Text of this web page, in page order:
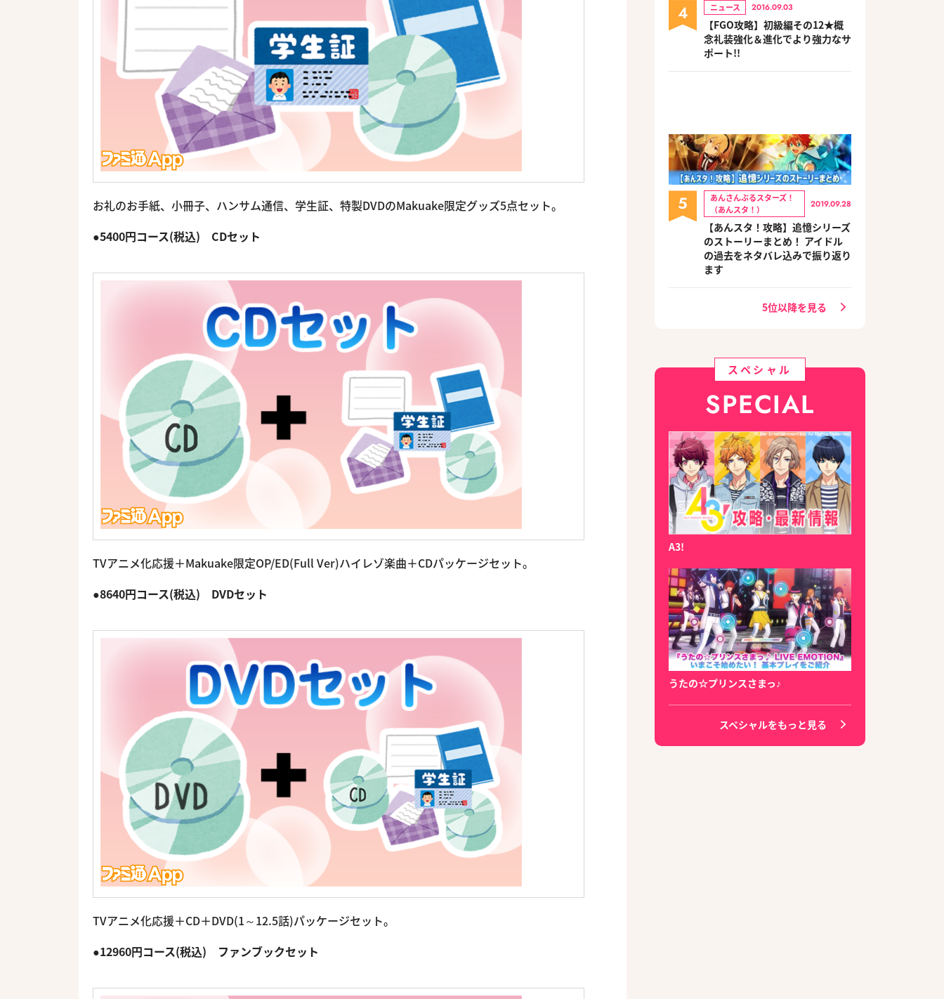
お礼のお手紙、小冊子、ハンサム通信、学生証、特製DVDのMakuake限定グッズ5点セット。
●5400円コース(税込) CDセット
TVアニメ化応援＋Makuake限定OP/ED(Full Ver)ハイレゾ楽曲＋CDパッケージセット。
●8640円コース(税込) DVDセット
TVアニメ化応援＋CD＋DVD(1～12.5話)パッケージセット。
●12960円コース(税込) ファンブックセット
4 ニュース 2016.09.03
【FGO攻略】初級編その12★概
念礼装強化＆進化でより強力なサ
ポート!!
5
あんさんぶるスターズ！
（あんスタ！）
2019.09.28
【あんスタ！攻略】追憶シリーズ
のストーリーまとめ！ アイドル
の過去をネタバレ込みで振り返り
ます
5位以降を見る
スペシャル
SPECIAL
A3!
うたの☆プリンスさまっ♪
スペシャルをもっと見る